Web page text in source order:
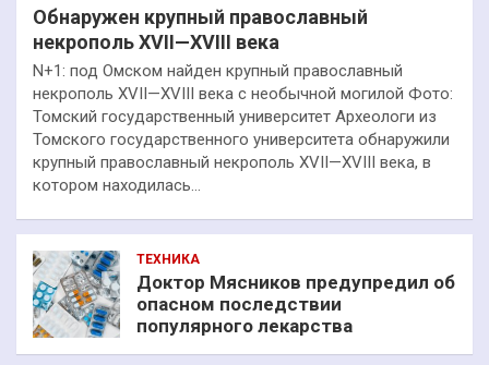
Обнаружен крупный православный
некрополь XVII—XVIII века
N+1: под Омском найден крупный православный
некрополь XVII—XVIII века с необычной могилой Фото:
Томский государственный университет Археологи из
Томского государственного университета обнаружили
крупный православный некрополь XVII—XVIII века, в
котором находилась…
ТЕХНИКА
Доктор Мясников предупредил об
опасном последствии
популярного лекарства